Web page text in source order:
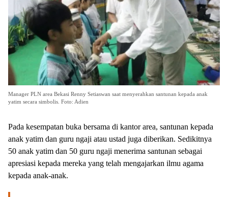
Manager PLN area Bekasi Renny Setiaswan saat menyerahkan santunan kepada anak
yatim secara simbolis. Foto: Adien
Pada kesempatan buka bersama di kantor area, santunan kepada
anak yatim dan guru ngaji atau ustad juga diberikan. Sedikitnya
50 anak yatim dan 50 guru ngaji menerima santunan sebagai
apresiasi kepada mereka yang telah mengajarkan ilmu agama
kepada anak-anak.